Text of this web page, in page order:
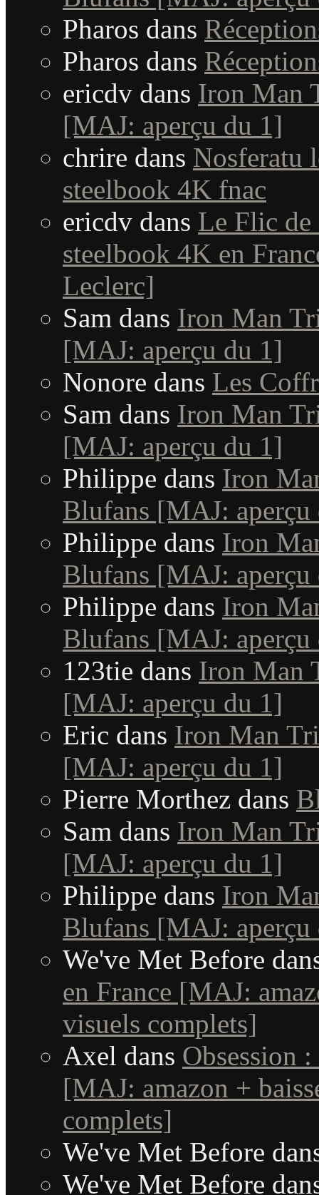
Pharos dans
Pharos dans
ericdv dans Iron Man
[MAJ: aperçu du 1]
chrire dans Nosferatu
steelbook 4K fnac
ericdv dans Le Flic
steelbook 4K en
Leclerc]
Sam dans Iron Man
[MAJ: aperçu du 1]
Nonore dans Les
Sam dans Iron Man
[MAJ: aperçu du 1]
Philippe dans Iron
Blufans [MAJ: aperçu
Philippe dans Iron
Blufans [MAJ: aperçu
Philippe dans Iron
Blufans [MAJ: aperçu
123tie dans Iron Man
[MAJ: aperçu du 1]
Eric dans Iron Man
[MAJ: aperçu du 1]
Pierre Morthez dans
Sam dans Iron Man
[MAJ: aperçu du 1]
Philippe dans Iron
Blufans [MAJ: aperçu
We've Met Before
en France [MAJ:
visuels complets]
Axel dans Obsession
[MAJ: amazon +
complets]
We've Met Before
We've Met Before